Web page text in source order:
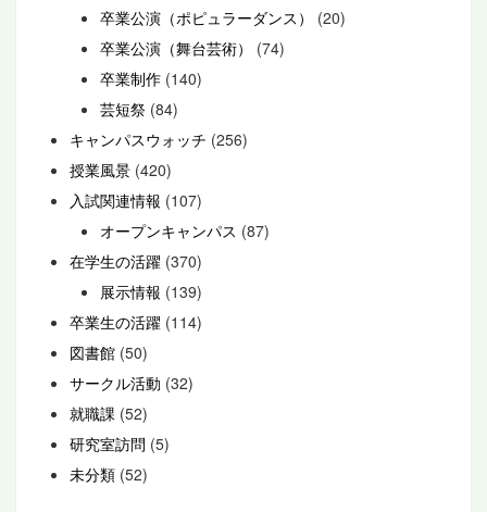
卒業公演（ポピュラーダンス）
(20)
卒業公演（舞台芸術）
(74)
卒業制作 (140)
芸短祭 (84)
キャンパスウォッチ (256)
授業風景 (420)
入試関連情報 (107)
オープンキャンパス (87)
在学生の活躍 (370)
展示情報 (139)
卒業生の活躍 (114)
図書館 (50)
サークル活動 (32)
就職課 (52)
研究室訪問 (5)
未分類 (52)